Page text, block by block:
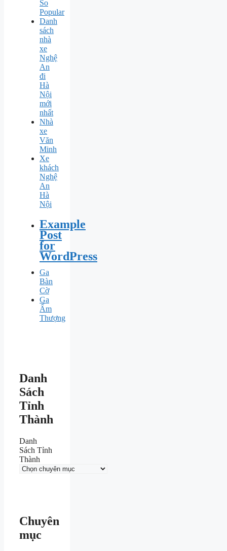
So
Popular
Danh
sách
nhà
xe
Nghệ
An
đi
Hà
Nội
mới
nhất
Nhà
xe
Văn
Minh
Xe
khách
Nghệ
An
Hà
Nội
Example
Post
for
WordPress
Ga
Bàn
Cờ
Ga
Ấm
Thượng
Danh
Sách
Tỉnh
Thành
Danh
Sách Tỉnh
Thành
Chuyên
mục